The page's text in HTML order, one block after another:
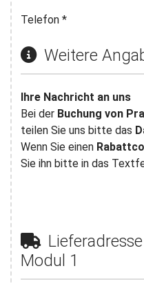
Telefon*
Weitere
Ihre Nachricht an uns
Bei der Buchung von
teilen Sie uns bitte das
Wenn Sie einen
Sie ihn bitte in das
Modul 1